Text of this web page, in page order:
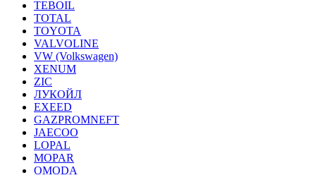
TEBOIL
TOTAL
TOYOTA
VALVOLINE
VW (Volkswagen)
XENUM
ZIC
ЛУКОЙЛ
EXEED
GAZPROMNEFT
JAECOO
LOPAL
MOPAR
OMODA